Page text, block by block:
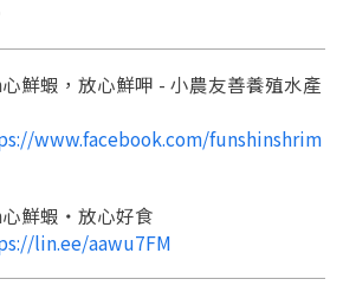
鮮蝦，放心鮮呷 - 小農友善養殖水產
www.facebook.com/funshinshrim
鮮蝦・放心好食
lin.ee/aawu7FM
要註冊嗎？
個 LINE 帳號還沒有註冊過，
證手機號碼就能完成註冊。
繼續註冊
加入LINE好友
請掃描或點擊 QR code
嘉義優鮮」LINE 好友，
才能繼續註冊喔。
繼續註冊
註冊完成了！
開始填寫申請資料吧~
填寫申請資料
訊息
請資料正在等候審查中，
要申請新產品嗎？
進度 申請新產品
怎麼做更容易通過審核嗎？
看看申請教學吧！
如果你已經準備好了，
申請」按鈕開始填寫申請表。